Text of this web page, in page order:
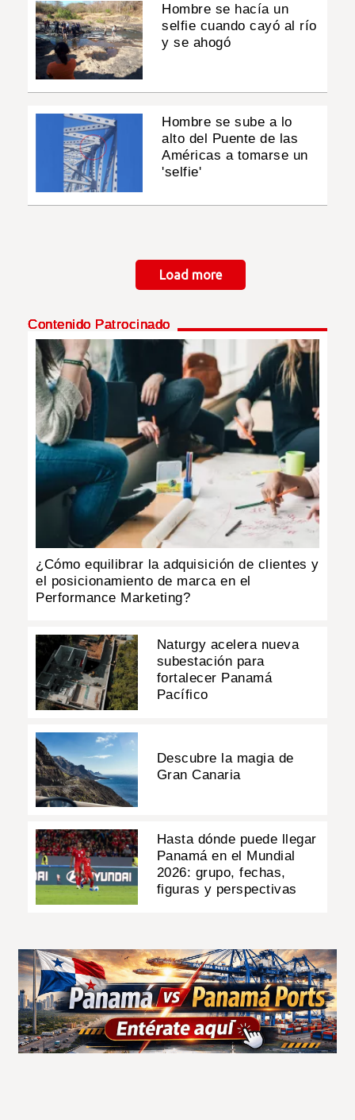
Hombre se hacía un
selfie cuando cayó al río
y se ahogó
Hombre se sube a lo
alto del Puente de las
Américas a tomarse un
'selfie'
Load more
Contenido Patrocinado
¿Cómo equilibrar la adquisición de clientes y
el posicionamiento de marca en el
Performance Marketing?
Naturgy acelera nueva
subestación para
fortalecer Panamá
Pacífico
Descubre la magia de
Gran Canaria
Hasta dónde puede llegar
Panamá en el Mundial
2026: grupo, fechas,
figuras y perspectivas